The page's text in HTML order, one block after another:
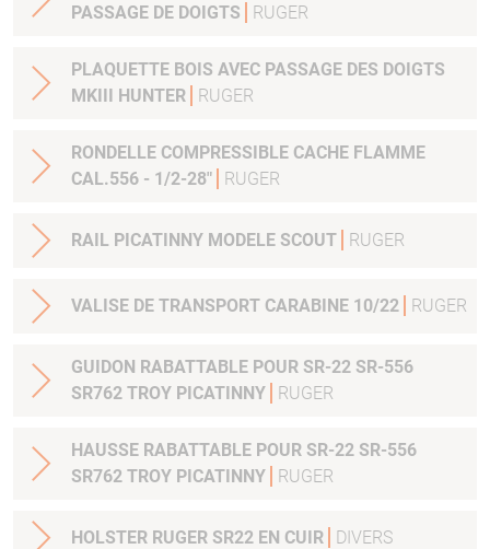
PASSAGE DE DOIGTS
RUGER
PLAQUETTE BOIS AVEC PASSAGE DES DOIGTS
MKIII HUNTER
RUGER
RONDELLE COMPRESSIBLE CACHE FLAMME
CAL.556 - 1/2-28"
RUGER
RAIL PICATINNY MODELE SCOUT RUGER
VALISE DE TRANSPORT CARABINE 10/22 RUGER
GUIDON RABATTABLE POUR SR-22 SR-556
SR762 TROY PICATINNY
RUGER
HAUSSE RABATTABLE POUR SR-22 SR-556
SR762 TROY PICATINNY
RUGER
HOLSTER RUGER SR22 EN CUIR DIVERS